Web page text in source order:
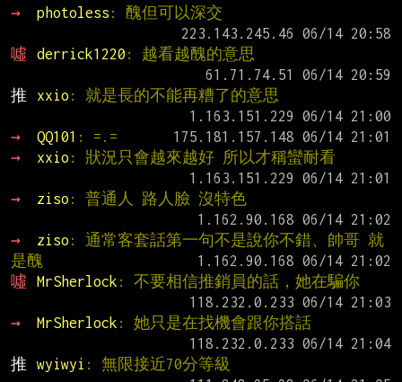
→
photoless : 醜但可以深交
噓
derrick1220 : 越看越醜的意思
推
xxio : 就是長的不能再糟了的意思
→
QQ101 : =.=
→
xxio : 狀況只會越來越好 所以才稱蠻耐看
→
ziso : 普通人 路人臉 沒特色
→
ziso : 通常客套話第一句不是說你不錯、帥哥 就
是醜
噓
MrSherlock : 不要相信推銷員的話，她在騙你
→
MrSherlock : 她只是在找機會跟你搭話
推
wyiwyi : 無限接近70分等級